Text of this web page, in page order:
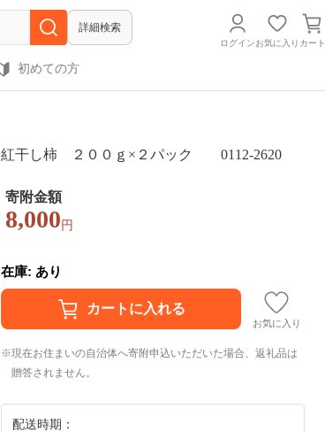
詳細検索
ログインお気に入り カート
初めての方
紅干し柿 ２００ｇ×２パック 0112-2620
寄附金額
8,000 円
在庫: あり
お気に入り
現在お住まいの自治体へ寄附申込いただいた場合、返礼品は
贈答されません。
配送時期：